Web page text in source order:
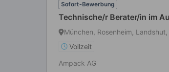
Sofort-Bewerbung
Technische/r Berater/in im
München, Rosenheim,
Vollzeit
Ampack AG